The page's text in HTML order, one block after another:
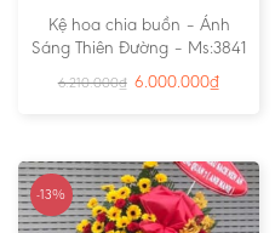
Kệ hoa chia buồn – Ánh
Sáng Thiên Đường – Ms:3841
6.210.000₫ 6.000.000₫
-13%